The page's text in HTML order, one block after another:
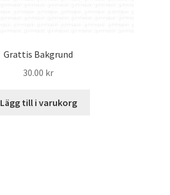
Grattis Bakgrund
30.00 kr
Lägg till i varukorg